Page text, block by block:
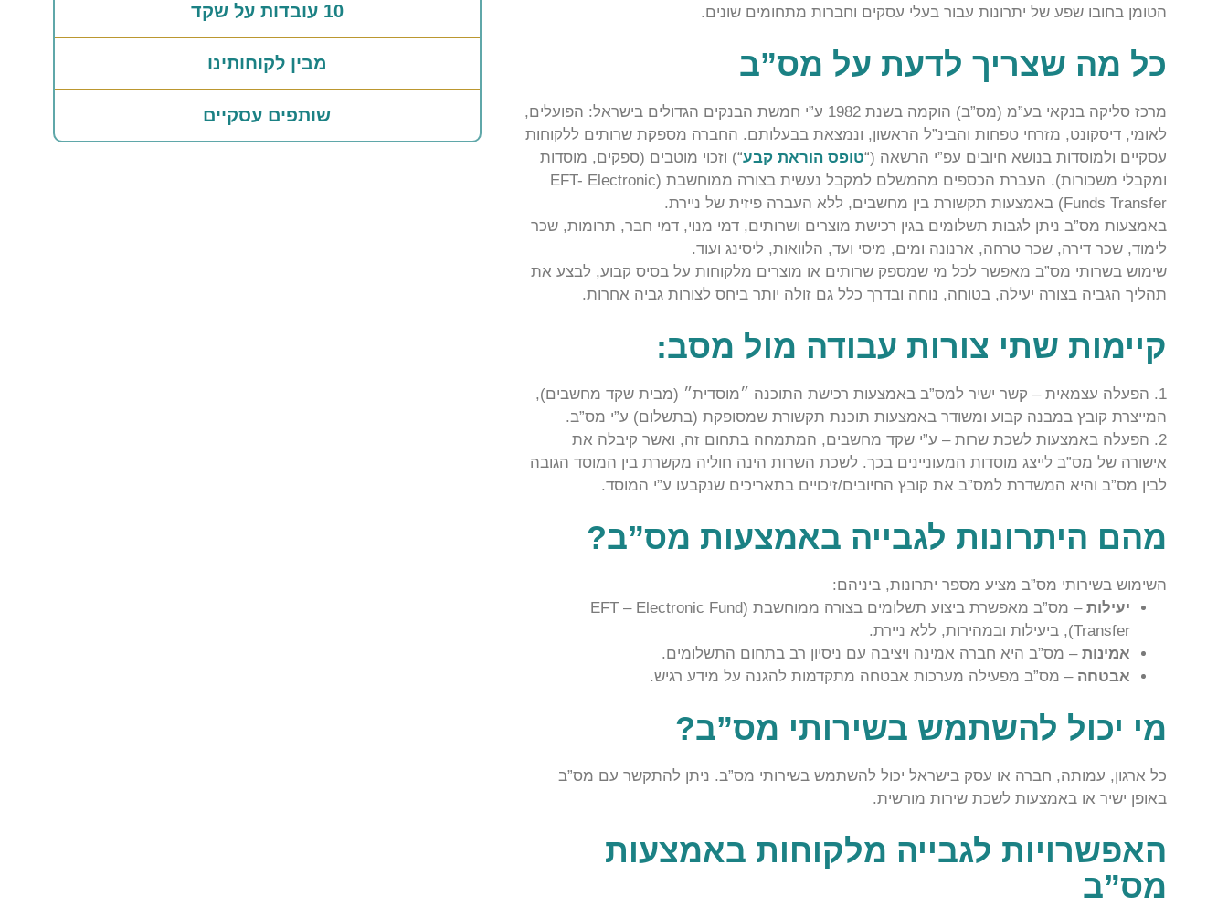
הטומן בחובו שפע של יתרונות עבור בעלי עסקים וחברות מתחומים שונים.
כל מה שצריך לדעת על מס”ב
מרכז סליקה בנקאי בע”מ (מס”ב) הוקמה בשנת 1982 ע”י חמשת הבנקים הגדולים בישראל: הפועלים,
לאומי, דיסקונט, מזרחי טפחות והבינ”ל הראשון, ונמצאת בבעלותם. החברה מספקת שרותים ללקוחות
עסקיים ולמוסדות בנושא חיובים עפ”י הרשאה (“טופס הוראת קבע“) וזכוי מוטבים (ספקים, מוסדות
ומקבלי משכורות). העברת הכספים מהמשלם למקבל נעשית בצורה ממוחשבת (EFT- Electronic
Funds Transfer) באמצעות תקשורת בין מחשבים, ללא העברה פיזית של ניירת.
באמצעות מס”ב ניתן לגבות תשלומים בגין רכישת מוצרים ושרותים, דמי מנוי, דמי חבר, תרומות, שכר
לימוד, שכר דירה, שכר טרחה, ארנונה ומים, מיסי ועד, הלוואות, ליסינג ועוד.
שימוש בשרותי מס”ב מאפשר לכל מי שמספק שרותים או מוצרים מלקוחות על בסיס קבוע, לבצע את
תהליך הגביה בצורה יעילה, בטוחה, נוחה ובדרך כלל גם זולה יותר ביחס לצורות גביה אחרות.
קיימות שתי צורות עבודה מול מסב:
1. הפעלה עצמאית – קשר ישיר למס”ב באמצעות רכישת התוכנה ״מוסדית״ (מבית שקד מחשבים),
המייצרת קובץ במבנה קבוע ומשודר באמצעות תוכנת תקשורת שמסופקת (בתשלום) ע”י מס”ב.
2. הפעלה באמצעות לשכת שרות – ע”י שקד מחשבים, המתמחה בתחום זה, ואשר קיבלה את
אישורה של מס”ב לייצג מוסדות המעוניינים בכך. לשכת השרות הינה חוליה מקשרת בין המוסד הגובה
לבין מס”ב והיא המשדרת למס”ב את קובץ החיובים/זיכויים בתאריכים שנקבעו ע”י המוסד.
מהם היתרונות לגבייה באמצעות מס”ב?
השימוש בשירותי מס”ב מציע מספר יתרונות, ביניהם:
יעילות
– מס”ב מאפשרת ביצוע תשלומים בצורה ממוחשבת (EFT – Electronic Fund
Transfer), ביעילות ובמהירות, ללא ניירת.
אמינות– מס”ב היא חברה אמינה ויציבה עם ניסיון רב בתחום התשלומים.
אבטחה– מס”ב מפעילה מערכות אבטחה מתקדמות להגנה על מידע רגיש.
מי יכול להשתמש בשירותי מס”ב?
כל ארגון, עמותה, חברה או עסק בישראל יכול להשתמש בשירותי מס”ב. ניתן להתקשר עם מס”ב
באופן ישיר או באמצעות לשכת שירות מורשית.
האפשרויות לגבייה מלקוחות באמצעות
מס”ב
10 עובדות על שקד
מבין לקוחותינו
שותפים עסקיים